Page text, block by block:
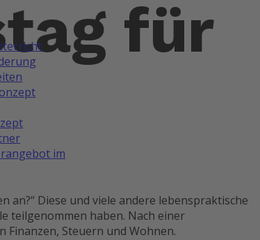
im
für
Diese und viele andere lebenspraktische
teilgenommen haben. Nach einer
Finanzen, Steuern und Wohnen.